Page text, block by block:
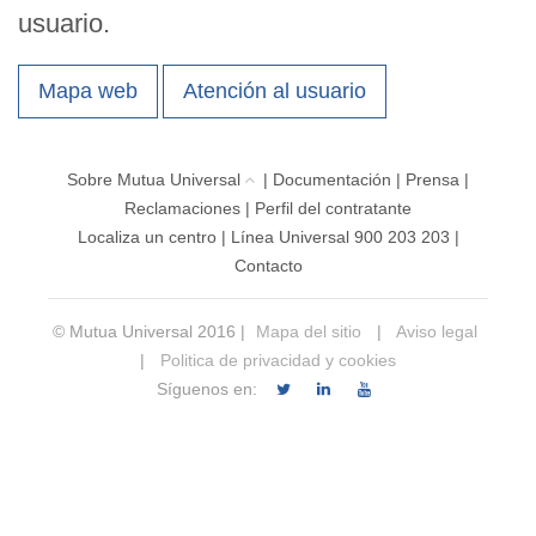
usuario.
Mapa web Atención al usuario
Sobre Mutua Universal | Documentación | Prensa |
Reclamaciones | Perfil del contratante
Localiza un centro| Línea Universal 900 203 203 |
Contacto
© Mutua Universal 2016 | Mapa del sitio |
Aviso legal
|
Politica de privacidad y cookies
Síguenos en: